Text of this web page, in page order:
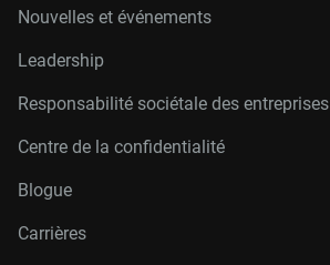
Nouvelles et événements
Leadership
Responsabilité sociétale des entreprises
Centre de la confidentialité
Blogue
Carrières